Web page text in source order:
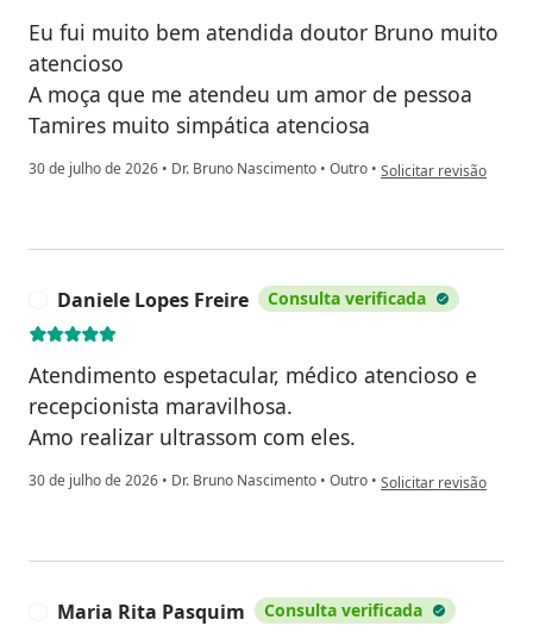
Eu fui muito bem atendida doutor Bruno muito
atencioso
A moça que me atendeu um amor de pessoa
Tamires muito simpática atenciosa
30 de julho de 2026 • Dr. Bruno Nascimento • Outro • na opinião do
Solicitar revisão
Daniele Lopes Freire Consulta verificada
Atendimento espetacular, médico atencioso e
recepcionista maravilhosa.
Amo realizar ultrassom com eles.
30 de julho de 2026 • Dr. Bruno Nascimento • Outro • na opinião do
Solicitar revisão
Maria Rita Pasquim Consulta verificada